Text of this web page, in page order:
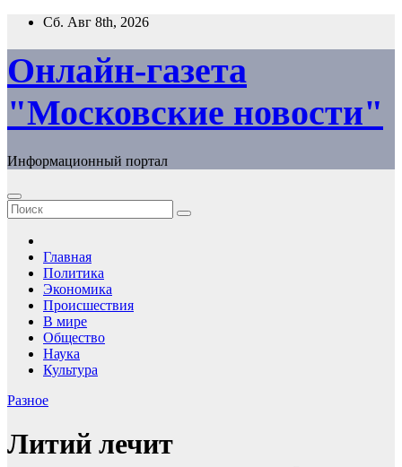
Перейти
содержимому
Сб. Авг 8th, 2026
Онлайн-газета
"Московские новости"
Информационный портал
Главная
Политика
Экономика
Происшествия
В мире
Общество
Наука
Культура
Разное
Литий лечит